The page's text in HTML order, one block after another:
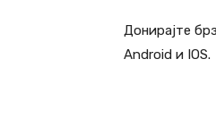
Донирајте
Android и IOS.